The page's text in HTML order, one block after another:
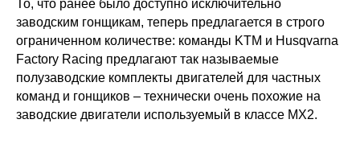
То, что ранее было доступно исключительно
заводским гонщикам, теперь предлагается в строго
ограниченном количестве: команды KTM и Husqvarna
Factory Racing предлагают так называемые
полузаводские комплекты двигателей для частных
команд и гонщиков – технически очень похожие на
заводские двигатели используемый в классе MX2.